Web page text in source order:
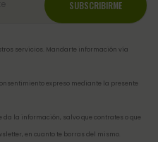
servicios. Mandarte información vía
expreso mediante la presente
da la información, salvo que contrates o que
en cuanto te borras del mismo.